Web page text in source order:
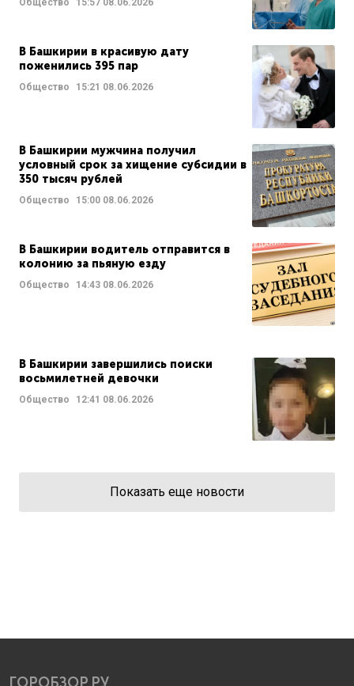
В Башкирии в красивую дату
поженились 395 пар
Общество 15:21 08.06.2026
В Башкирии мужчина получил
условный срок за хищение субсидии в
350 тысяч рублей
Общество 15:00 08.06.2026
В Башкирии водитель отправится в
колонию за пьяную езду
Общество 14:43 08.06.2026
В Башкирии завершились поиски
восьмилетней девочки
Общество 12:41 08.06.2026
Показать еще новости